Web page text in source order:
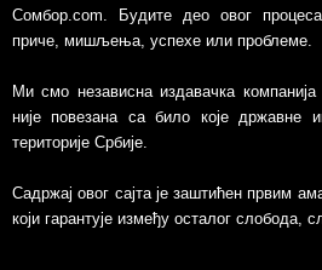
Сомбор.com. Будите део овог
приче, мишљења, успехе или проблеме.
Ми смо независна издавачка компанија
није повезанa са било које државне
територије Србије.
Садржај овог сајта је заштићен првим
који гарантује између осталог слобода,